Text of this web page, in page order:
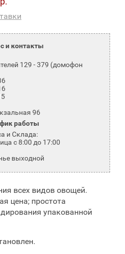
и контакты
129 - 379 (домофон
96
работы
и Склада:
с 8:00 до 17:00
выходной
всех видов овощей.
цена; простота
упакованной